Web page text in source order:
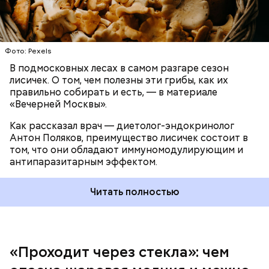
Фото: Pexels
В подмосковных лесах в самом разгаре сезон
лисичек. О том, чем полезны эти грибы, как их
правильно собирать и есть, — в материале
«Вечерней Москвы».
Как рассказал врач — диетолог-эндокринолог
Антон Поляков, преимущество лисичек состоит в
том, что они обладают иммуномодулирующим и
антипаразитарным эффектом.
Читать полностью
«Проходит через стекла»: чем
При встрече с шаровой молнией важно не
паниковать, подчеркнул Бычков:
«Грязная» зона: возможна ли
жизнь в пострадавших от
Чернобыльской аварии районах
В Припяти он проработал восемь суток. В его
задачу входило измерение уровня радиации в
воздухе. Кроме того, Макеев участвовал в
эвакуации населения из города, которую, по его
мнению, нужно было делать раньше на несколько